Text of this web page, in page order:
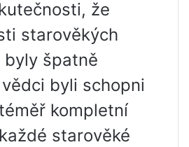
že
starověkých
byly špatně
byli schopni
kompletní
starověké